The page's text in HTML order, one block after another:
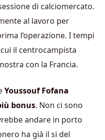
di calciomercato.
al lavoro per
l’operazione. I tempi
il centrocampista
con la Francia.
Youssouf Fofana
bonus. Non ci sono
andare in porto
ha già il si del